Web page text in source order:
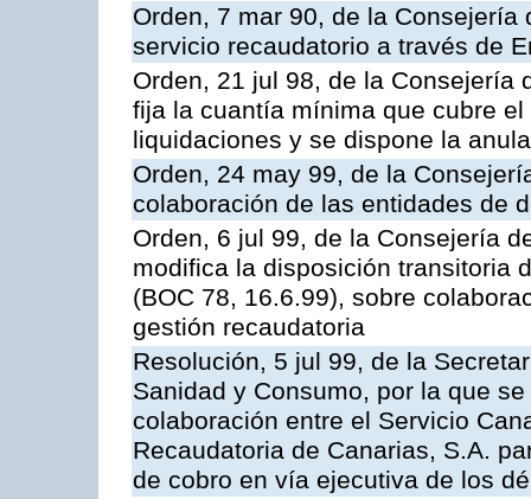
Orden, 7 mar 90, de la
servicio recaudatorio a través de
Orden, 21 jul 98, de la Consejería
fija la cuantía mínima que cubre
liquidaciones y se dispone la
Orden, 24 may 99, de la
colaboración de las entidades de
Orden, 6 jul 99, de la Consejería
modifica la disposición transitoria
(BOC 78, 16.6.99), sobre
gestión recaudatoria
Resolución, 5 jul 99, de la
Sanidad y Consumo, por la que
colaboración entre el Servicio
Recaudatoria de Canarias, S.A.
de cobro en vía ejecutiva de los